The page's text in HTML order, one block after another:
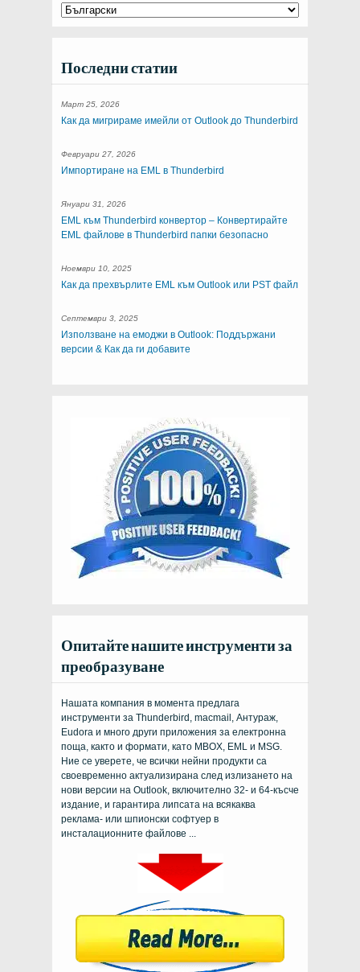
Последни статии
Март 25, 2026
Как да мигрираме имейли от Outlook до Thunderbird
Февруари 27, 2026
Импортиране на EML в Thunderbird
Януари 31, 2026
EML към Thunderbird конвертор – Конвертирайте
EML файлове в Thunderbird папки безопасно
Ноември 10, 2025
Как да прехвърлите EML към Outlook или PST файл
Септември 3, 2025
Използване на емоджи в Outlook: Поддържани
версии & Как да ги добавите
Опитайте нашите инструменти за
преобразуване
Нашата компания в момента предлага
инструменти за Thunderbird, macmail, Антураж,
Eudora и много други приложения за електронна
поща, както и формати, като MBOX, EML и MSG.
Ние се уверете, че всички нейни продукти са
своевременно актуализирана след излизането на
нови версии на Outlook, включително 32- и 64-късче
издание, и гарантира липсата на всякаква
реклама- или шпионски софтуер в
инсталационните файлове ...